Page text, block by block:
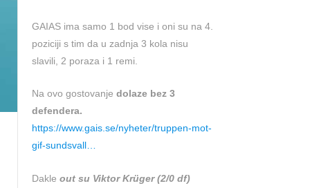
GAIAS ima samo 1 bod vise i oni su na 4.
poziciji s tim da u zadnja 3 kola nisu
slavili, 2 poraza i 1 remi.
Na ovo gostovanje dolaze bez 3
defendera.
https://www.gais.se/nyheter/truppen-mot-
gif-sundsvall…
Dakle out su Viktor Krüger (2/0 df)